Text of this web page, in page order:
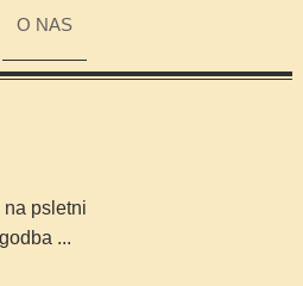
O NAS
psletni
...